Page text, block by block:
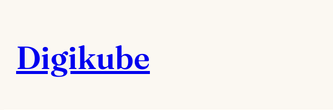
Digikube